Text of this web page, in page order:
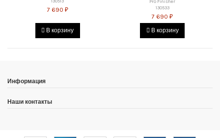
7 690 ₽
В корзину
Pro Finisher
130533
7 690 ₽
В корзину
Информация
Наши контакты